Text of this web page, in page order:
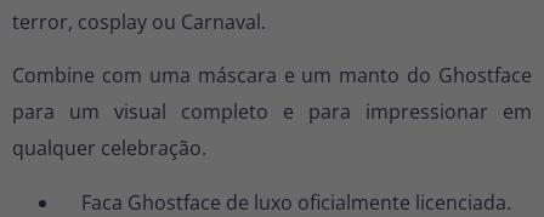
terror, cosplay ou Carnaval.
Combine com uma máscara e um manto do Ghostface
para um visual completo e para impressionar em
qualquer celebração.
Faca Ghostface de luxo oficialmente licenciada.